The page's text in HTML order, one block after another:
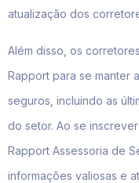
atualização dos
Além disso, os
Rapport para se manter
seguros, incluindo as
do setor. Ao se
Rapport Assessoria de
informações valiosas e